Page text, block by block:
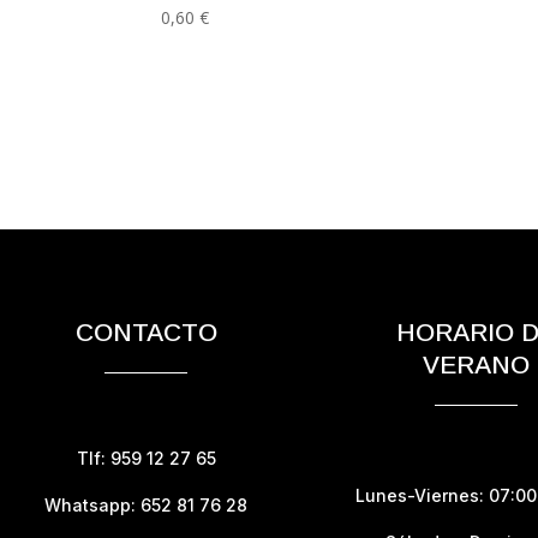
0,60€
CONTACTO
Tlf: 959 12 27 65
Whatsapp: 652 81 76 28
HORARIO
VERANO
Lunes-Viernes: 07:00